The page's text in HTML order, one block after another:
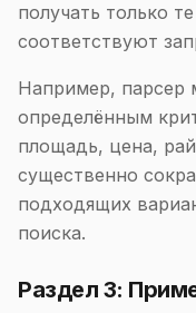
получать только
соответствуют
Например, парсер
определённым
площадь, цена,
существенно
подходящих
поиска.
Раздел 3: